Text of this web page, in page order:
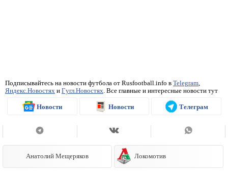
Подписывайтесь на новости футбола от Rusfootball.info в Telegram
Яндекс.Новостях и Гугл.Новостях . Все главные и интересные новости тут
Новости Новости Телеграм
Анатолий Мещеряков Локомотив